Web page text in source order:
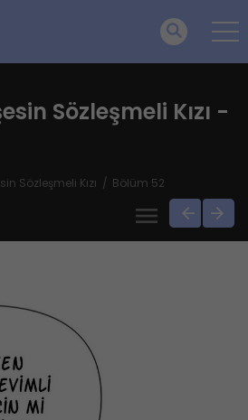
Sözleşmeli Kızı -
Sözleşmeli Kızı Bölüm 52